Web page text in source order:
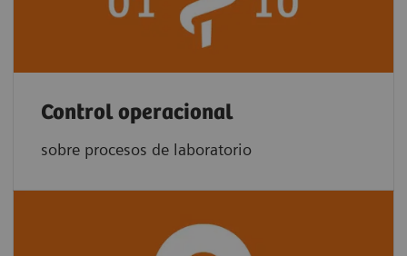
Control operacional
sobre procesos de laboratorio